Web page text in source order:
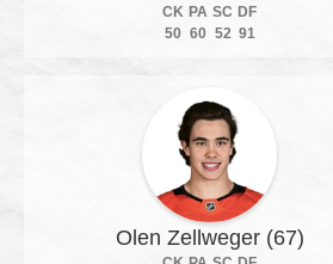
CK PA SC DF
50 60 52 91
Olen Zellweger (67)